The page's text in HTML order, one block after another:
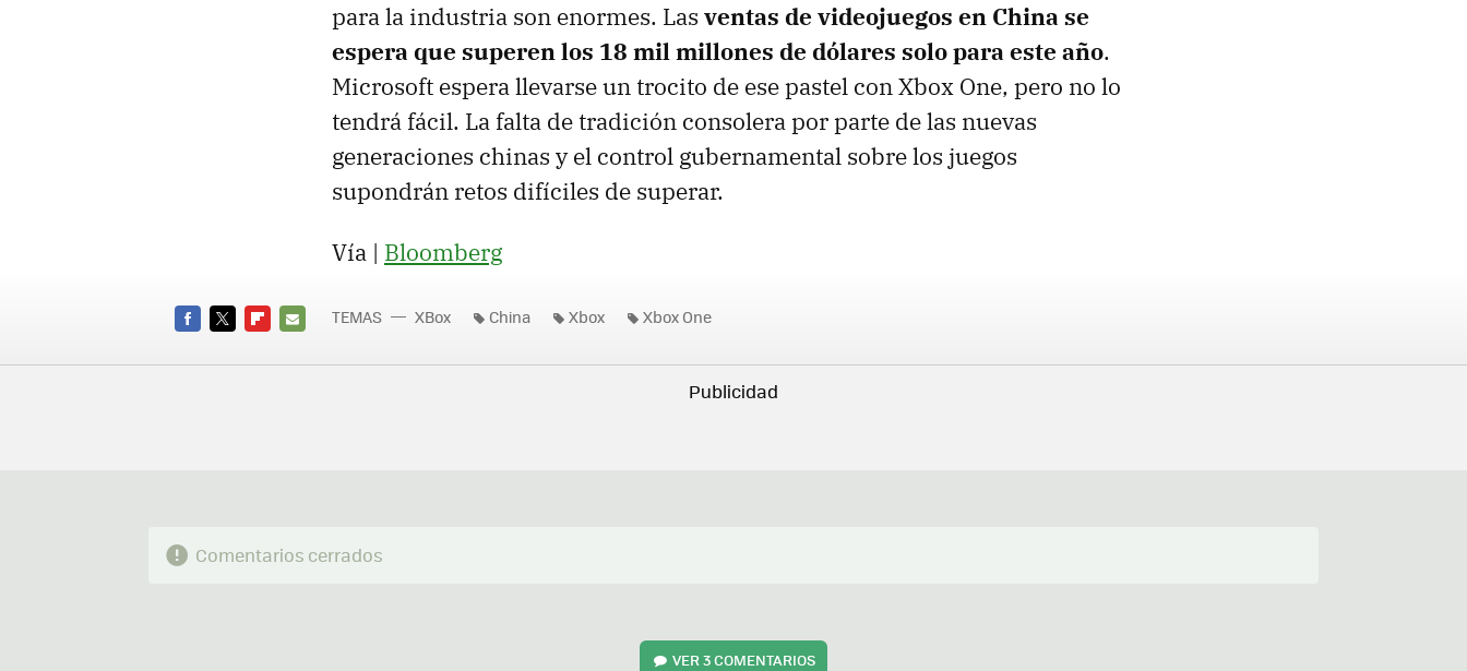
para la industria son enormes. Las ventas de videojuegos en China se
espera que superen los 18 mil millones de dólares solo para este año.
Microsoft espera llevarse un trocito de ese pastel con Xbox One, pero no lo
tendrá fácil. La falta de tradición consolera por parte de las nuevas
generaciones chinas y el control gubernamental sobre los juegos
supondrán retos difíciles de superar.
Vía | Bloomberg
MAIL
TEMAS XBox China Xbox Xbox One
Comentarios cerrados
VER3 COMENTARIOS